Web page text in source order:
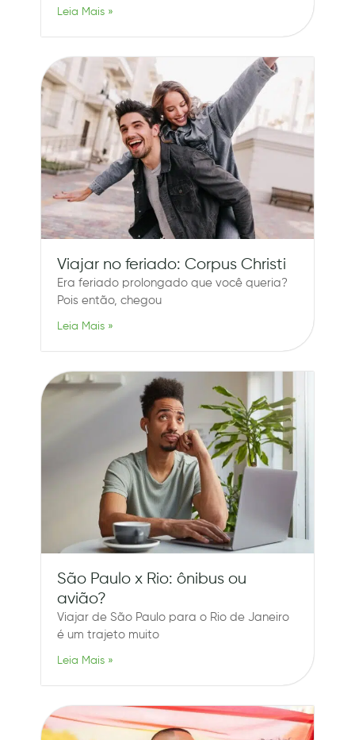
Leia Mais »
Viajar no feriado: Corpus Christi
Era feriado prolongado que você queria?
Pois então, chegou
Leia Mais »
São Paulo x Rio: ônibus ou
avião?
Viajar de São Paulo para o Rio de Janeiro
é um trajeto muito
Leia Mais »